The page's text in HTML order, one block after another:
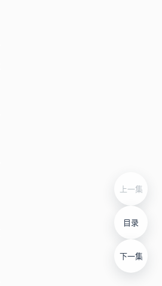
上一集
目录
下一集